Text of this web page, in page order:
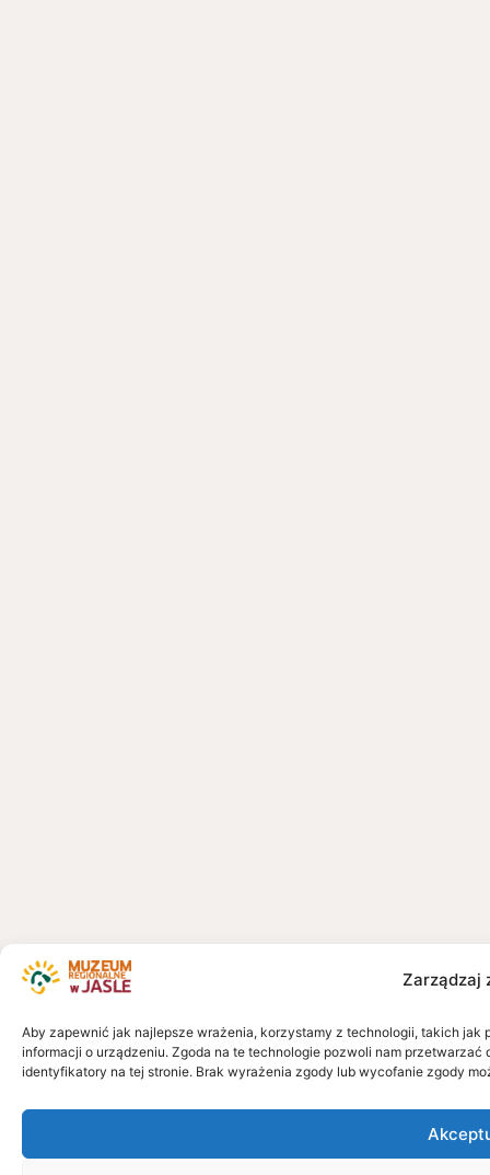
Zarządzaj
Aby zapewnić jak najlepsze wrażenia, korzystamy z technologii, takich
informacji o urządzeniu. Zgoda na te technologie pozwoli nam
identyfikatory na tej stronie. Brak wyrażenia zgody lub wycofanie zgody